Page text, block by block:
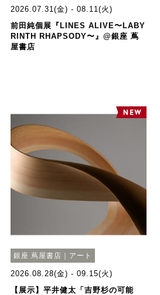
2026.07.31(金) - 08.11(火)
前田純個展『LINES ALIVE〜LABY
RINTH RHAPSODY〜』@銀座 蔦
屋書店
銀座 蔦屋書店｜アート
2026.08.28(金) - 09.15(火)
【展示】平井健太「吉野杉の可能